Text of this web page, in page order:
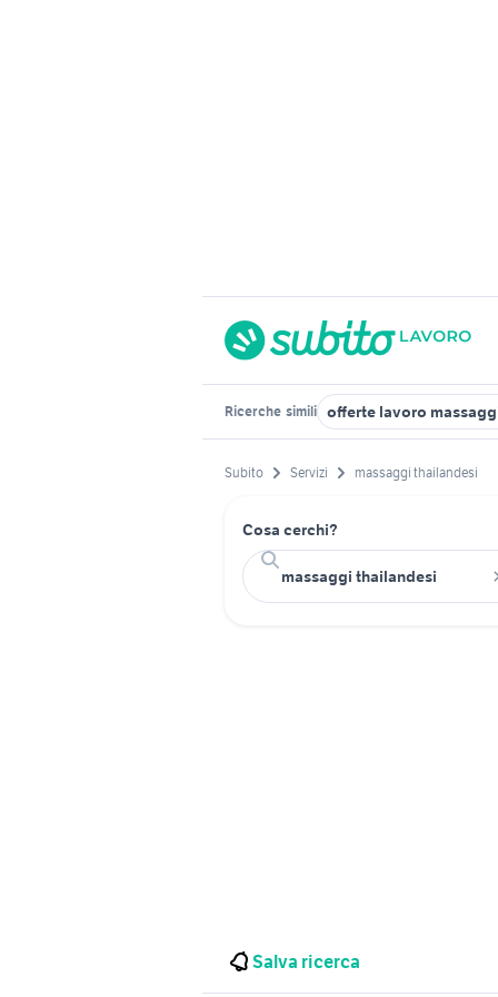
Ricerche simili offerte lavoro
Subito Servizi massaggi thailandesi
Cosa cerchi?
Salva ricerca